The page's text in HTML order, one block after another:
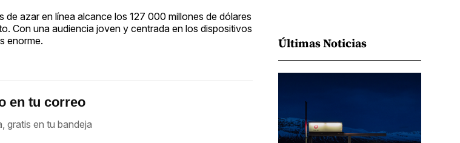
azar en línea alcance los 127 000 millones de dólares
Con una audiencia joven y centrada en los dispositivos
enorme.
en tu correo
gratis en tu bandeja
Últimas Noticias